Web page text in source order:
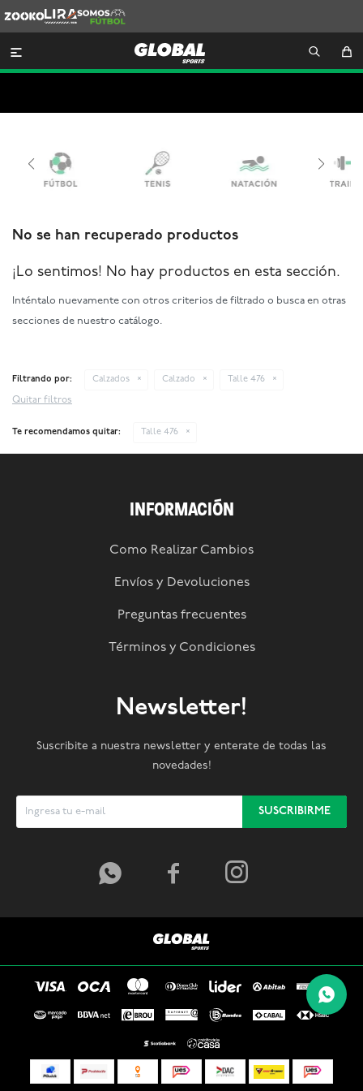
Lira
Somos
Futbol

No se han recuperado productos
¡Lo sentimos! No hay productos en esta sección.
Inténtalo nuevamente con otros criterios de filtrado o busca en otras
secciones de nuestro catálogo.
Filtrando por: Calzados Calzado Talle 476
Quitar filtros
Te recomendamos quitar: Talle 476
INFORMACIÓN
Como Realizar Cambios
Envíos y Devoluciones
Preguntas frecuentes
Términos y Condiciones
Newsletter!
Suscribite a nuestra newsletter y enterate de todas las
novedades!
SUSCRIBIRME
  